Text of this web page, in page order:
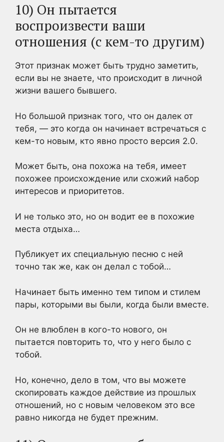
10) Он пытается
воспроизвести ваши
отношения (с кем-то другим)
Этот признак может быть трудно заметить,
если вы не знаете, что происходит в личной
жизни вашего бывшего.
Но большой признак того, что он далек от
тебя, — это когда он начинает встречаться с
кем-то новым, кто явно просто версия 2.0.
Может быть, она похожа на тебя, имеет
похожее происхождение или схожий набор
интересов и приоритетов.
И не только это, но он водит ее в похожие
места отдыха…
Публикует их специальную песню с ней
точно так же, как он делал с тобой…
Начинает быть именно тем типом и стилем
пары, которыми вы были, когда были вместе.
Он не влюблен в кого-то нового, он
пытается повторить то, что у него было с
тобой.
Но, конечно, дело в том, что вы можете
скопировать каждое действие из прошлых
отношений, но с новым человеком это все
равно никогда не будет прежним.